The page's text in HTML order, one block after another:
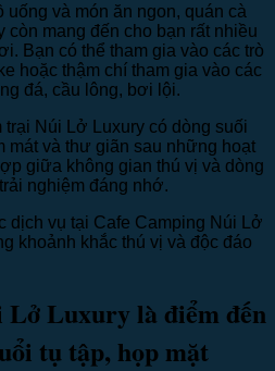
và món ăn ngon, quán cà
còn mang đến cho bạn rất nhiều
Bạn có thể tham gia vào các trò
hoặc thậm chí tham gia vào các
đá, cầu lông, bơi lội.
Núi Lở Luxury có dòng suối
mát và thư giãn sau những hoạt
giữa không gian thú vị và dòng
nghiệm đáng nhớ.
dịch vụ tại Cafe Camping Núi Lở
khoảnh khắc thú vị và độc đáo
Lở Luxury là điểm đến
tụ tập, họp mặt